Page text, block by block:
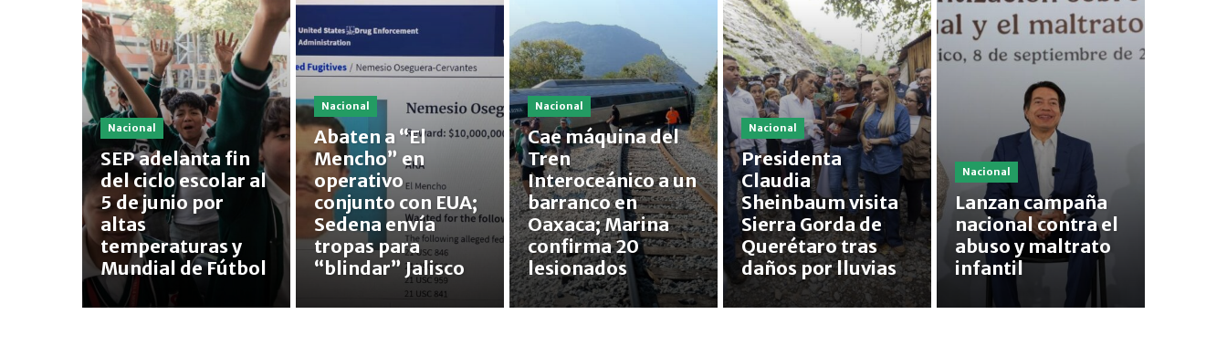
Nacional
SEP adelanta fin
del ciclo escolar al
5 de junio por
altas
temperaturas y
Mundial de Fútbol
Nacional
Abaten a “El
Mencho” en
operativo
conjunto con EUA;
Sedena envía
tropas para
“blindar” Jalisco
Nacional
Cae máquina del
Tren
Interoceánico a un
barranco en
Oaxaca; Marina
confirma 20
lesionados
Nacional
Presidenta
Claudia
Sheinbaum visita
Sierra Gorda de
Querétaro tras
daños por lluvias
Nacional
Lanzan campaña
nacional contra el
abuso y maltrato
infantil